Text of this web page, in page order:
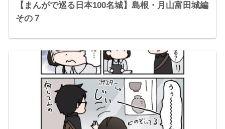
【まんがで巡る日本100名城】島根・月山富田城編
その７